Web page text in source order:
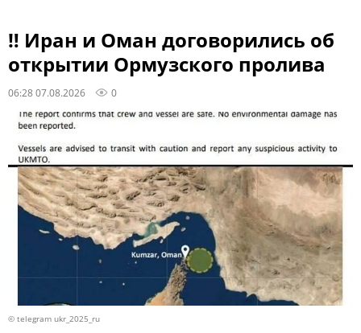
‼ Иран и Оман договорились об
открытии Ормузского пролива
06:28 07.08.2026 0
© telegram ukr_2025_ru